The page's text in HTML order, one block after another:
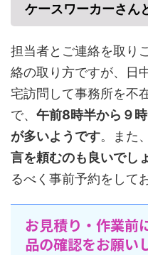
ケースワーカーさん
担当者とご連絡を取り
絡の取り方ですが、日
宅訪問して事務所を不
で、 午前8時半から９
が多いようです。また、
言を頼むのも良いでし
るべく事前予約をして
お見積り・作業前
品の確認をお願い